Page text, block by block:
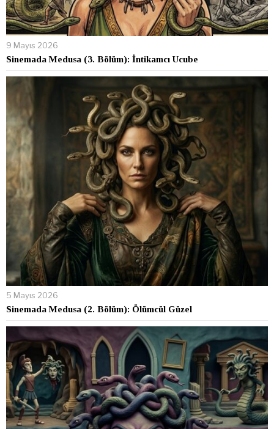
9 Mayıs 2026
Sinemada Medusa (3. Bölüm): İntikamcı Ucube
5 Mayıs 2026
Sinemada Medusa (2. Bölüm): Ölümcül Güzel